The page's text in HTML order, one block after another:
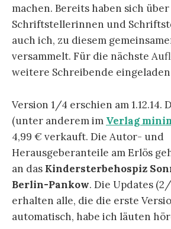
machen. Bereits haben sich über
Schriftstellerinnen und
auch ich, zu diesem
versammelt. Für die nächste
weitere Schreibende
Version 1/4 erschien am 1.12.14.
(unter anderem im Verlag
4,99 € verkauft. Die Autor- und
Herausgeberanteile am Erlös
an das Kindersterbehospiz
Berlin-Pankow. Die Updates
erhalten alle, die die erste
automatisch, habe ich läuten